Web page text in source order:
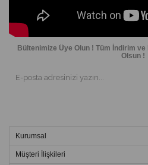
Bültenimize Üye Olun ! Tüm İndirim
Olsun !
Kurumsal
Müşteri İlişkileri